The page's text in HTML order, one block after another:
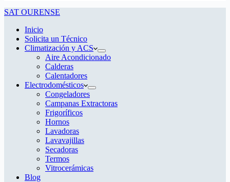
SAT OURENSE
Inicio
Solicita un Técnico
Climatización y ACS
Aire Acondicionado
Calderas
Calentadores
Electrodomésticos
Congeladores
Campanas Extractoras
Frigoríficos
Hornos
Lavadoras
Lavavajillas
Secadoras
Termos
Vitrocerámicas
Blog